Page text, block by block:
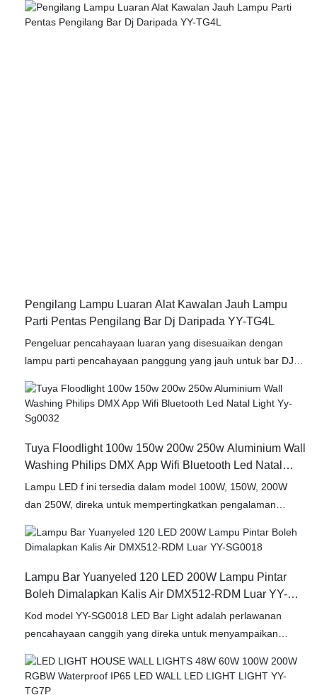
Pengilang Lampu Luaran Alat Kawalan Jauh Lampu
Parti Pentas Pengilang Bar Dj Daripada YY-TG4L
Pengeluar pencahayaan luaran yang disesuaikan dengan
lampu parti pencahayaan panggung yang jauh untuk bar DJ
mempunyai kelebihan yang tidak dapat dibandingkan dengan
prestasi, kualiti, penampilan, dan lain -lain, dan menikmati
kecacatan produk masa lalu, dan terus meningkatkannya.
Spesifikasi pengeluar pencahayaan luaran yang disesuaikan
dengan lampu parti pencahayaan jarak jauh untuk bar DJ
dapat disesuaikan mengikut keperluan anda
Tuya Floodlight 100w 150w 200w 250w Aluminium Wall
Washing Philips DMX App Wifi Bluetooth Led Natal
Light Yy-Sg0032
Lampu LED f ini tersedia dalam model 100W, 150W, 200W
dan 250W, direka untuk mempertingkatkan pengalaman
Diperbuat daripada aluminium berkualiti tinggi, lampu pencuci
biasa, menjadikannya sesuai untuk pelbagai aplikasi, termasuk
hiasan perayaan, acara komersial dan persekitaran kediaman.
Dilengkapi dengan kawalan DMX512 termaju dan keserasian
dengan Wi-Fi dan Bluetooth, lampu limpah kami menyediakan
Alami kemudahan yang tiada tandingan dengan mengurus
pencahayaan anda dari jauh melalui aplikasi mudah alih yang
Lampu Bar Yuanyeled 120 LED 200W Lampu Pintar
Boleh Dimalapkan Kalis Air DMX512-RDM Luar YY-
SG0018
Kod model YY-SG0018 LED Bar Light adalah perlawanan
pencahayaan canggih yang direka untuk menyampaikan
aplikasi. Dengan keupayaan kawalan SPI RDOT dan DMX512
RDM, LED Strobe Wall Light Light, Model YY-SG0018,